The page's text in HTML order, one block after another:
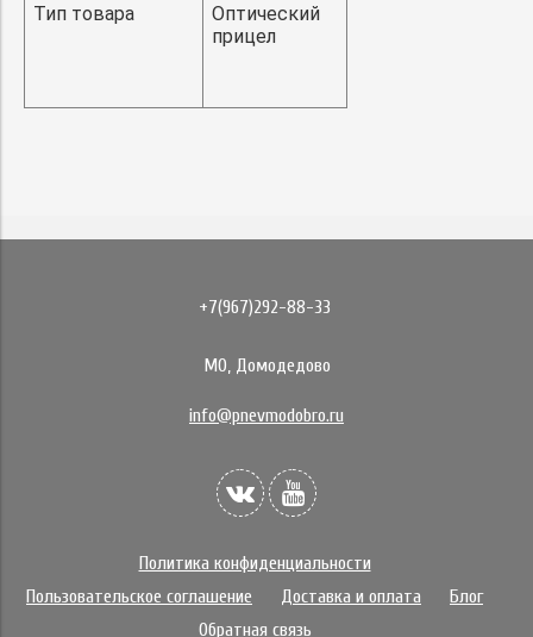
Тип товара
Оптический
прицел
+7(967)292-88-33
МО, Домодедово
info@pnevmodobro.ru
Политика конфиденциальности
Пользовательское соглашение
Доставка и оплата
Блог
Обратная связь